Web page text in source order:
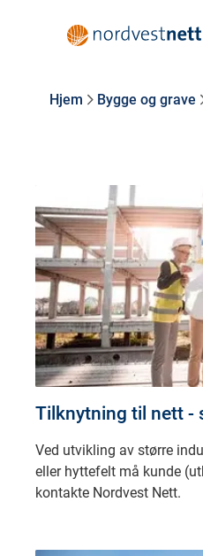
Hjem Bygge og grave
Tilknytning til nett -
Ved utvikling av større
eller hyttefelt må kunde
kontakte Nordvest Nett.